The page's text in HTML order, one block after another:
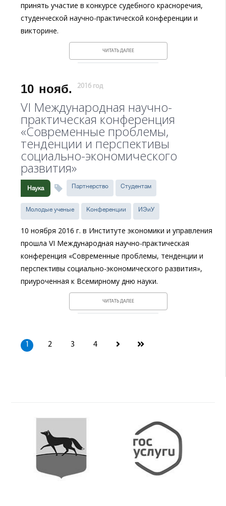
принять участие в конкурсе судебного красноречия,
студенческой научно-практической конференции и
викторине.
ЧИТАТЬ ДАЛЕЕ
10 нояб. 2016 год
VI Международная научно-
практическая конференция
«Современные проблемы,
тенденции и перспективы
социально-экономического
развития»
Наука Партнерство Студентам
Молодые ученые Конференции ИЭиУ
10 ноября 2016 г. в Институте экономики и управления
прошла VI Международная научно-практическая
конференция «Современные проблемы, тенденции и
перспективы социально-экономического развития»,
приуроченная к Всемирному дню науки.
ЧИТАТЬ ДАЛЕЕ
1 2 3 4